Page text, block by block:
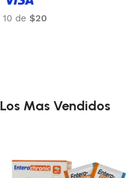
Los Mas Vendidos